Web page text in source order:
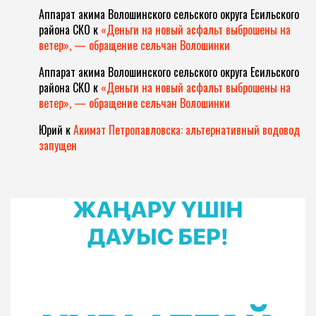
Аппарат акима Волошинского сельского округа Есильского
района СКО к «Деньги на новый асфальт выброшены на
ветер», — обращение сельчан Волошинки
Аппарат акима Волошинского сельского округа Есильского
района СКО к «Деньги на новый асфальт выброшены на
ветер», — обращение сельчан Волошинки
Юрий кАкимат Петропавловска: альтернативный водовод
запущен